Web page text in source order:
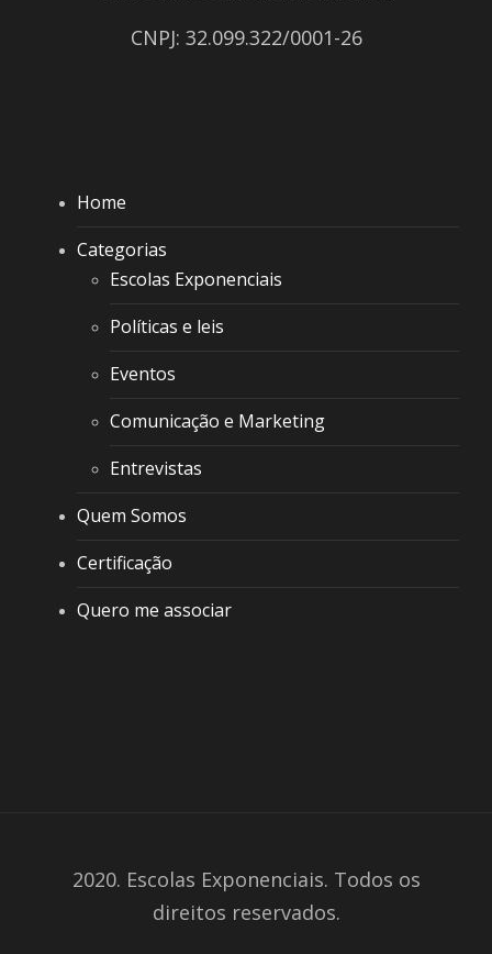
CNPJ: 32.099.322/0001-26
Home
Categorias
Escolas Exponenciais
Políticas e leis
Eventos
Comunicação e Marketing
Entrevistas
Quem Somos
Certificação
Quero me associar
2020. Escolas Exponenciais. Todos os
direitos reservados.